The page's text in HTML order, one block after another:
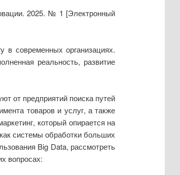
2025. № 1 [Электронный
в современных организациях.
реальность, развитие
от предприятий поиска путей
товаров и услуг, а также
который опирается на
системы обработки больших
Big Data, рассмотреть
вопросах: